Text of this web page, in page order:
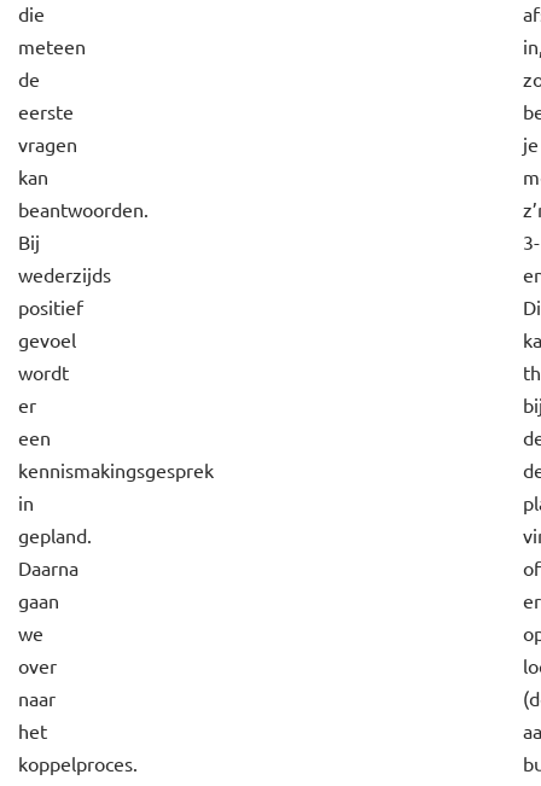
die
meteen
de
eerste
vragen
kan
beantwoorden.
Bij
wederzijds
positief
gevoel
wordt
er
een
kennismakingsgesprek
in
gepland.
Daarna
gaan
we
over
naar
het
koppelproces.
je
3-
of